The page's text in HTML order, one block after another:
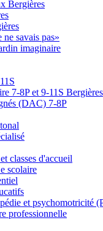
Bergières
ne savais pas»
imaginaire
7-8P et 9-11S Bergières
(DAC) 7-8P
classes d'accueil
scolaire
et psychomotricité
professionnelle